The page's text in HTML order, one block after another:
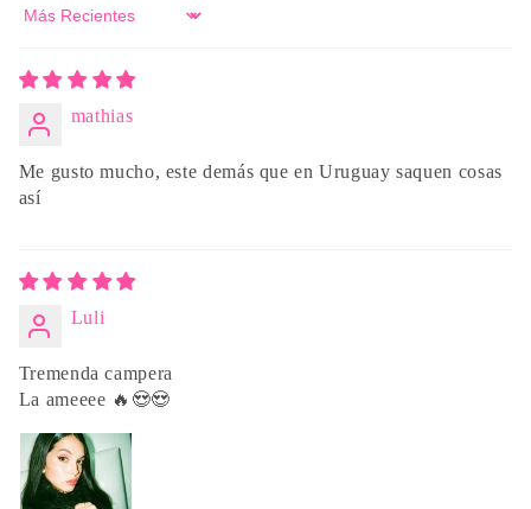
Sort by
mathias
Me gusto mucho, este demás que en Uruguay saquen cosas
así
Luli
Tremenda campera
La ameeee 🔥😍😍